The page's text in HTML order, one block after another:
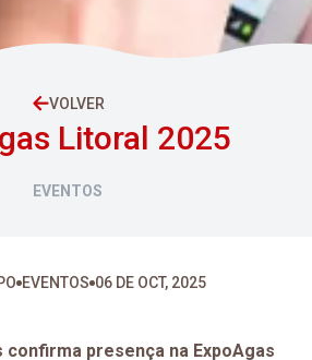
VOLVER
Litoral 2025
EVENTOS
EVENTOS 06 DE OCT, 2025
confirma presença na ExpoAgas